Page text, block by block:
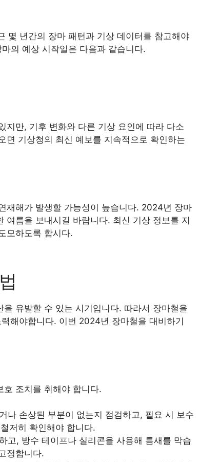
몇 년간의 장마 패턴과 기상 데이터를 참고해야
의 예상 시작일은 다음과 같습니다.
지만, 기후 변화와 다른 기상 요인에 따라 다소
면 기상청의 최신 예보를 지속적으로 확인하는
재해가 발생할 가능성이 높습니다. 2024년 장마
여름을 보내시길 바랍니다. 최신 기상 정보를 지
모하도록 합시다.
유발할 수 있는 시기입니다. 따라서 장마철을
해야합니다. 이번 2024년 장마철을 대비하기
호 조치를 취해야 합니다.
나 손상된 부분이 없는지 점검하고, 필요 시 보수
저히 확인해야 합니다.
고, 방수 테이프나 실리콘을 사용해 틈새를 막습
정합니다.